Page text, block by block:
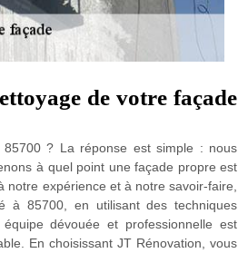
de votre façade
? La réponse est simple : nous
à quel point une façade propre est
expérience et à notre savoir-faire,
à 85700, en utilisant des techniques
dévouée et professionnelle est
En choisissant JT Rénovation, vous